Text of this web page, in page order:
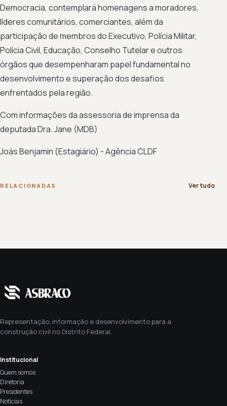
Democracia, contemplará homenagens a moradores,
líderes comunitários, comerciantes, além da
participação de membros do Executivo, Polícia Militar,
Polícia Civil, Educação, Conselho Tutelar e outros
órgãos que desempenharam papel fundamental no
desenvolvimento e superação dos desafios
enfrentados pela região.
Com informações da assessoria de imprensa da
deputada Dra. Jane (MDB)
Joás Benjamin (Estagiário) - Agência CLDF
RELACIONADAS Ver tudo
Representação, informação e desenvolvimento para a
construção civil no Distrito Federal.
Institucional
Quem somos
Diretoria
Presidentes
Notícias